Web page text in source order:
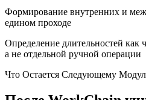
Формирование внутренних и
едином проходе
Определение длительностей как
а не отдельной ручной операции
Что Остается Следующему